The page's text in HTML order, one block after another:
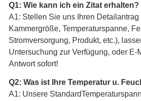
Q1: Wie kann ich ein Zitat erhalten?
A1: Stellen Sie uns Ihren Detailantrag
Kammergröße, Temperaturspanne,
Stromversorgung, Produkt, etc.),
Untersuchung zur Verfügung, oder E-
Antwort sofort!
Q2: Was ist Ihre Temperatur u.
A1: Unsere